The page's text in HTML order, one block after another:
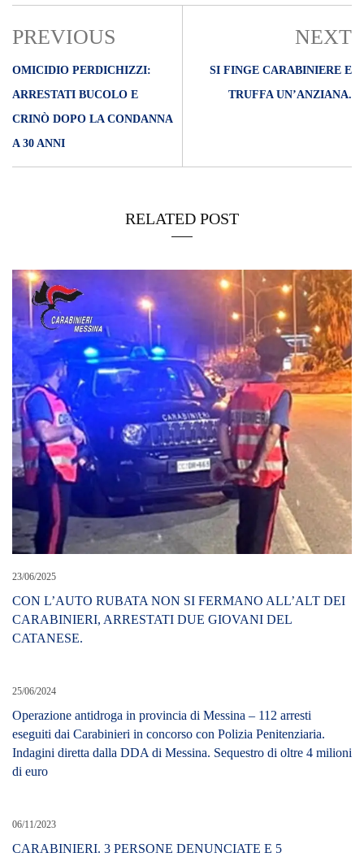
PREVIOUS
OMICIDIO PERDICHIZZI:
ARRESTATI BUCOLO E
CRINÒ DOPO LA CONDANNA
A 30 ANNI
NEXT
SI FINGE CARABINIERE E
TRUFFA UN’ANZIANA.
RELATED POST
23/06/2025
CON L’AUTO RUBATA NON SI FERMANO ALL’ALT DEI
CARABINIERI, ARRESTATI DUE GIOVANI DEL
CATANESE.
25/06/2024
Operazione antidroga in provincia di Messina – 112 arresti
eseguiti dai Carabinieri in concorso con Polizia Penitenziaria.
Indagini diretta dalla DDA di Messina. Sequestro di oltre 4 milioni
di euro
06/11/2023
CARABINIERI. 3 PERSONE DENUNCIATE E 5